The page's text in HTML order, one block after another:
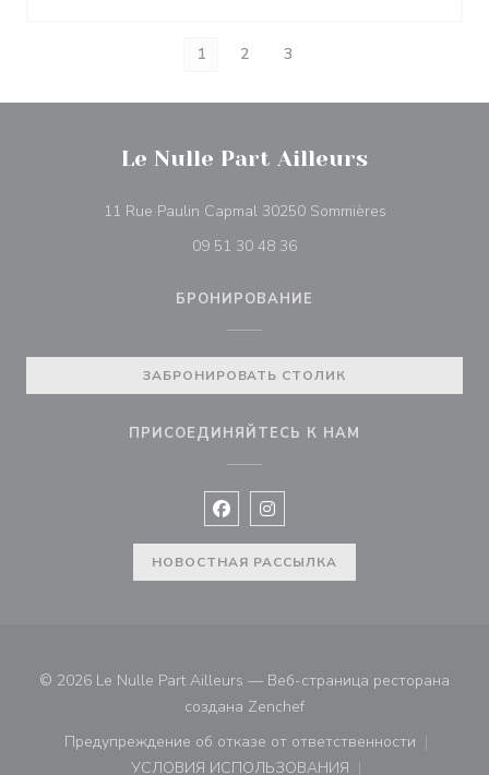
1 2 3
Le Nulle Part Ailleurs
11 Rue Paulin Capmal 30250 Sommières
09 51 30 48 36
БРОНИРОВАНИЕ
ЗАБРОНИРОВАТЬ СТОЛИК
ПРИСОЕДИНЯЙТЕСЬ К НАМ
Facebook ((открывается в новом
Instagram ((открывается в
НОВОСТНАЯ РАССЫЛКА
© 2026 Le Nulle Part Ailleurs — Веб-страница ресторана
создана Zenchef((открывается в новом
Предупреждение об отказе от ответственности
((открывается в новом окне))
УСЛОВИЯ ИСПОЛЬЗОВАНИЯ